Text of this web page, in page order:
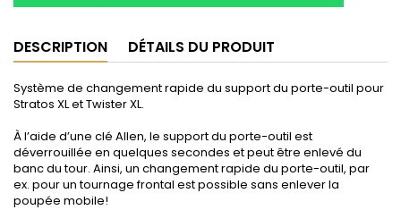
DESCRIPTION DÉTAILS DU PRODUIT
Système de changement rapide du support du porte-outil pour
Stratos XL et Twister XL.
À l’aide d’une clé Allen, le support du porte-outil est
déverrouillée en quelques secondes et peut être enlevé du
banc du tour. Ainsi, un changement rapide du porte-outil, par
ex. pour un tournage frontal est possible sans enlever la
poupée mobile!